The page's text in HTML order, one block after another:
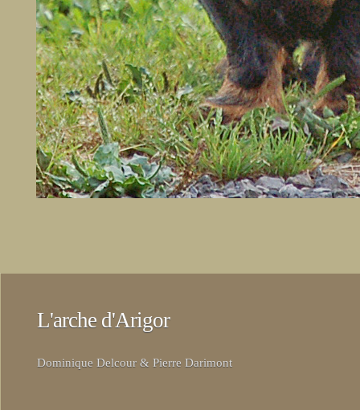
L'arche d'Arigor
Dominique Delcour & Pierre Darimont